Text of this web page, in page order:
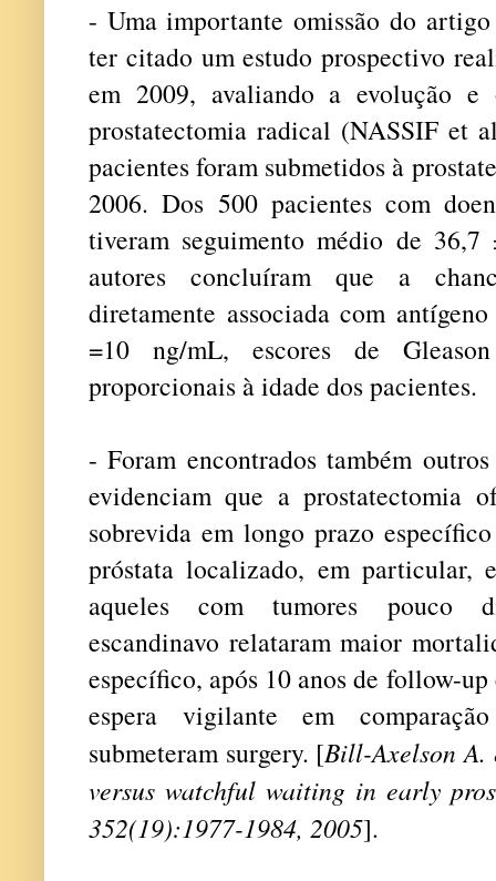
- Uma importante omissão do
ter citado um estudo prospectivo
em 2009, avaliando a evolução e
prostatectomia radical (NASSIF et
pacientes foram submetidos à
2006. Dos 500 pacientes com
tiveram seguimento médio de 36,7
autores concluíram que a
diretamente associada com
=10 ng/mL, escores de
proporcionais à idade dos pacientes.
- Foram encontrados também
evidenciam que a prostatectomia
sobrevida em longo prazo
próstata localizado, em particular,
aqueles com tumores pouco
escandinavo relataram maior
específico, após 10 anos de follow-
espera vigilante em
submeteram surgery. [Bill-Axelson A.
versus watchful waiting in early
352(19):1977-1984, 2005].